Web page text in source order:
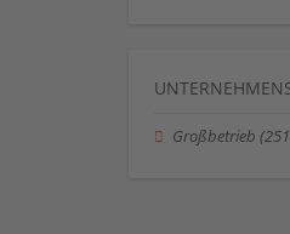
Großbetrieb